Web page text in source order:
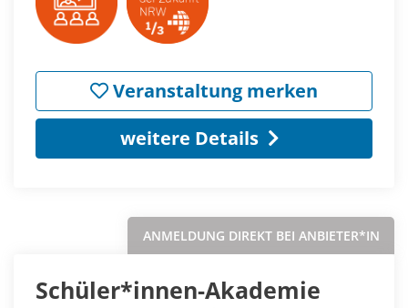
Veranstaltung merken
weitere Details
ANMELDUNG DIREKT BEI ANBIETER*IN
Schüler*innen-Akademie